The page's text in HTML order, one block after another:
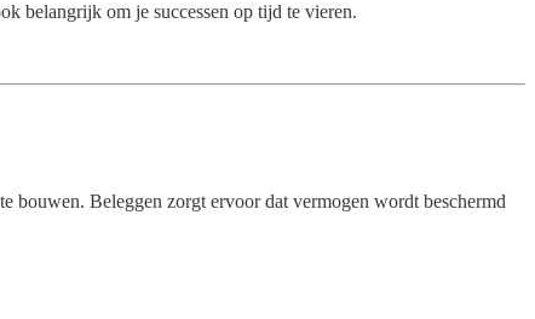
belangrijk om je successen op tijd te vieren.
bouwen. Beleggen zorgt ervoor dat vermogen wordt beschermd